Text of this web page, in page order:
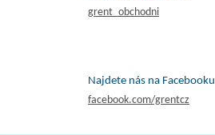
grent_obchodni
Najdete nás na Facebooku
facebook.com/grentcz